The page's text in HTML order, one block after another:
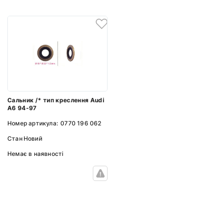
Сальник /* тип креслення Audi
A6 94-97
Номер артикула: 0770 196 062
Стан Новий
Немає в наявності